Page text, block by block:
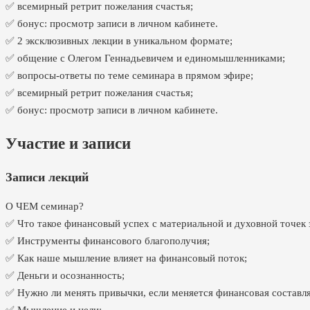
✅ всемирный ретрит пожелания счастья;
✅ бонус: просмотр записи в личном кабинете.
✅ 2 эксклюзивных лекции в уникальном формате;
✅ общение с Олегом Геннадьевичем и единомышленниками;
✅ вопросы-ответы по теме семинара в прямом эфире;
✅ всемирный ретрит пожелания счастья;
✅ бонус: просмотр записи в личном кабинете.
Участие и записи
Записи лекций
О ЧЕМ семинар?
✅ Что такое финансовый успех с материальной и духовной точек
✅ Инструменты финансового благополучия;
✅ Как наше мышление влияет на финансовый поток;
✅ Деньги и осознанность;
✅ Нужно ли менять привычки, если меняется финансовая